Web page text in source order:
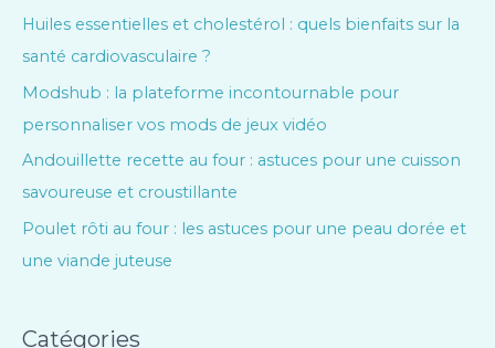
Huiles essentielles et cholestérol : quels bienfaits sur la
santé cardiovasculaire ?
Modshub : la plateforme incontournable pour
personnaliser vos mods de jeux vidéo
Andouillette recette au four : astuces pour une cuisson
savoureuse et croustillante
Poulet rôti au four : les astuces pour une peau dorée et
une viande juteuse
Catégories